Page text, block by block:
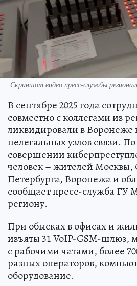
Скриншот видео пресс-службы
В сентябре 2025 года
совместно с коллегами из
ликвидировали в Воронеже
нелегальных узлов связи.
совершении
человек – жителей Москвы,
Петербурга, Воронежа и
сообщает пресс-служба ГУ
региону.
При обысках в офисах и
изъяты 31 VoIP-GSM-шлюз,
с рабочими чатами, более
разных операторов,
оборудование.